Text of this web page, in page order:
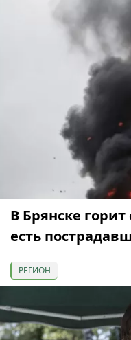
В Брянске
есть
РЕГИОН